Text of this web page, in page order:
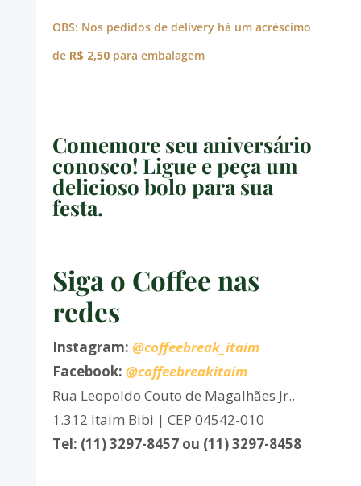
OBS: Nos pedidos de delivery há um acréscimo
de R$ 2,50para embalagem
Comemore seu aniversário
conosco! Ligue e peça um
delicioso bolo para sua
festa.
Siga o Coffee nas
redes
Instagram: @coffeebreak_itaim
Facebook: @coffeebreakitaim
Rua Leopoldo Couto de Magalhães Jr.,
1.312 Itaim Bibi | CEP 04542-010
Tel: (11) 3297-8457 ou (11) 3297-8458